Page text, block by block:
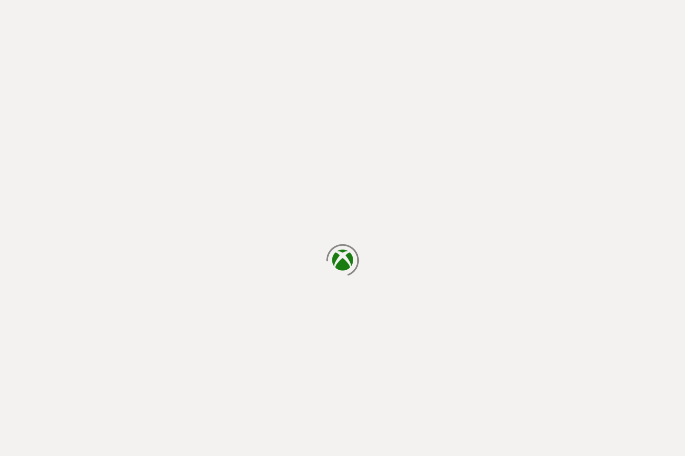
يتم الآن التحميل